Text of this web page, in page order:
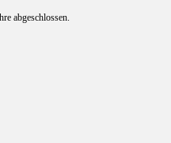
abgeschlossen.